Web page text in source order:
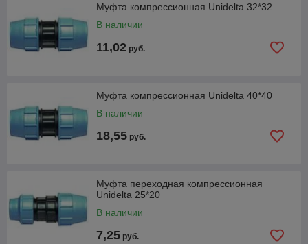
Муфта компрессионная Unidelta 32*32
В наличии
11,02 руб.
Муфта компрессионная Unidelta 40*40
В наличии
18,55 руб.
Муфта переходная компрессионная
Unidelta 25*20
В наличии
7,25 руб.